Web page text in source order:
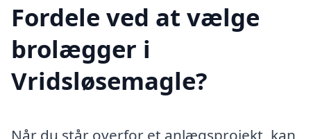
Fordele ved at vælge
brolægger i
Vridsløsemagle?